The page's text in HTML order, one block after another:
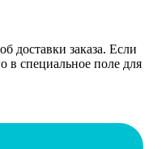
доставки заказа. Если
в специальное поле для